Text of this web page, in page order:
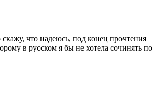
что надеюсь, под конец прочтения
в русском я бы не хотела сочинять по